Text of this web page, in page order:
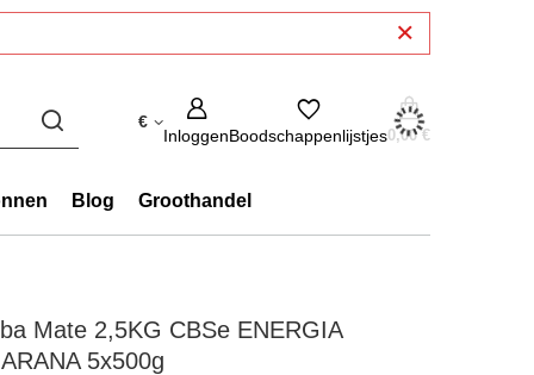
€
InloggenBoodschappenlijstjes0,00 €
Blog Groothandel
Mate 2,5KG CBSe ENERGIA
5x500g